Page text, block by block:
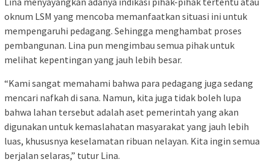
oknum LSM yang mencoba memanfaatkan situasi ini untuk
mempengaruhi pedagang. Sehingga menghambat proses
pembangunan. Lina pun mengimbau semua pihak untuk
melihat kepentingan yang jauh lebih besar.
“Kami sangat memahami bahwa para pedagang juga sedang
mencari nafkah di sana. Namun, kita juga tidak boleh lupa
bahwa lahan tersebut adalah aset pemerintah yang akan
digunakan untuk kemaslahatan masyarakat yang jauh lebih
luas, khususnya keselamatan ribuan nelayan. Kita ingin semua
berjalan selaras,” tutur Lina.